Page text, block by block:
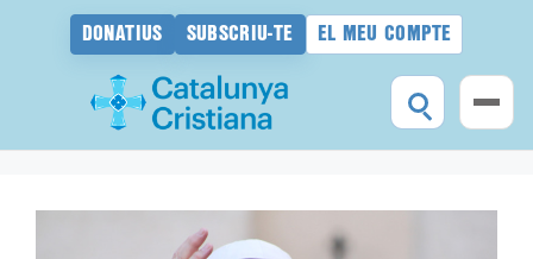
DONATIUS SUBSCRIU-TE EL MEU COMPTE